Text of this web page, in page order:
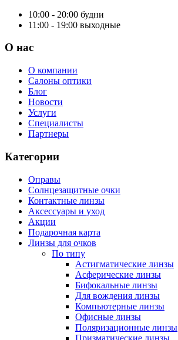
10:00 - 20:00 будни
11:00 - 19:00 выходные
О нас
О компании
Салоны оптики
Блог
Новости
Услуги
Специалисты
Партнеры
Категории
Оправы
Солнцезащитные очки
Контактные линзы
Аксессуары и уход
Акции
Подарочная карта
Линзы для очков
По типу
Астигматические линзы
Асферические линзы
Бифокальные линзы
Для вождения линзы
Компьютерные линзы
Офисные линзы
Поляризационные линзы
Призматические линзы